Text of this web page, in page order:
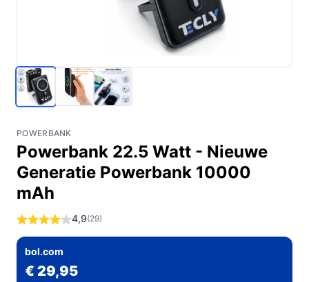
POWERBANK
Powerbank 22.5 Watt - Nieuwe
Generatie Powerbank 10000
mAh
4,9(29)
bol.com
€ 29,95